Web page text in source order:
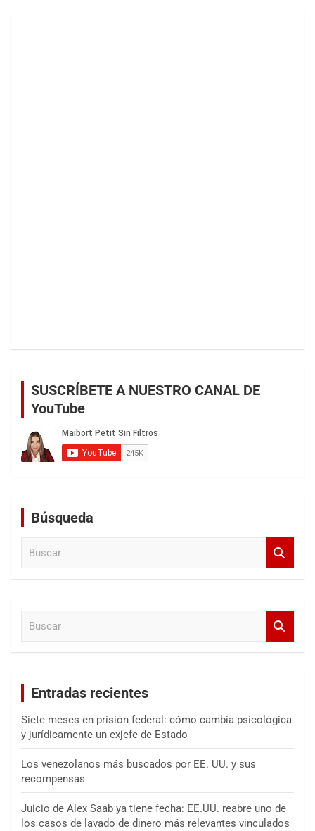
SUSCRÍBETE A NUESTRO CANAL DE
YouTube
Búsqueda
Entradas recientes
Siete meses en prisión federal: cómo cambia psicológica
y jurídicamente un exjefe de Estado
Los venezolanos más buscados por EE. UU. y sus
recompensas
Juicio de Alex Saab ya tiene fecha: EE.UU. reabre uno de
los casos de lavado de dinero más relevantes vinculados